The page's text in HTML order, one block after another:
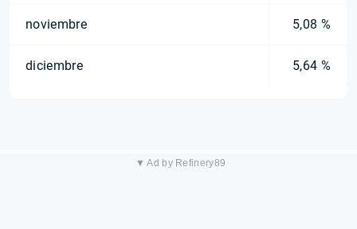
noviembre 5,08 %
diciembre 5,64 %
▼ Ad by Refinery89